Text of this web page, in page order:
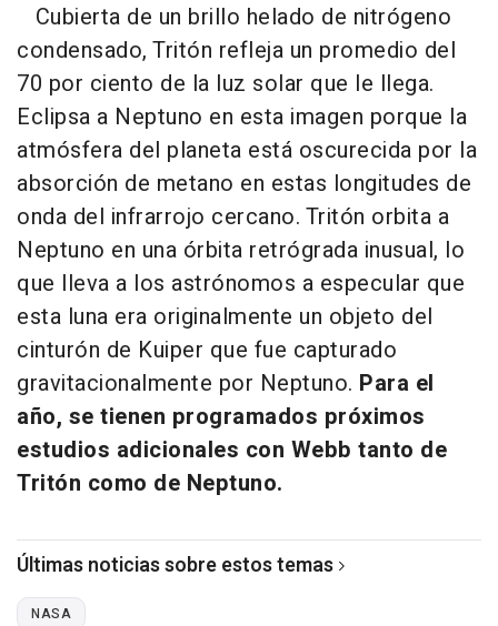
Cubierta de un brillo helado de nitrógeno
condensado, Tritón refleja un promedio del
70 por ciento de la luz solar que le llega.
Eclipsa a Neptuno en esta imagen porque la
atmósfera del planeta está oscurecida por la
absorción de metano en estas longitudes de
onda del infrarrojo cercano. Tritón orbita a
Neptuno en una órbita retrógrada inusual, lo
que lleva a los astrónomos a especular que
esta luna era originalmente un objeto del
cinturón de Kuiper que fue capturado
gravitacionalmente por Neptuno. Para el
año, se tienen programados próximos
estudios adicionales con Webb tanto de
Tritón como de Neptuno.
Últimas noticias sobre estos temas
NASA